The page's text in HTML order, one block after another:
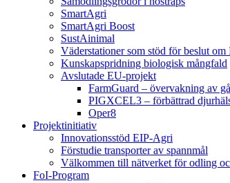
SmartAgri
SmartAgri Boost
SustAinimal
Väderstationer som stöd för beslut om
Kunskapspridning biologisk mångfald
Avslutade EU-projekt
FarmGuard – övervakning av
PIGXCEL3 – förbättrad
Oper8
Projektinitiativ
Innovationsstöd EIP-Agri
Förstudie transporter av spannmål
Välkommen till nätverket för odling
FoI-Program